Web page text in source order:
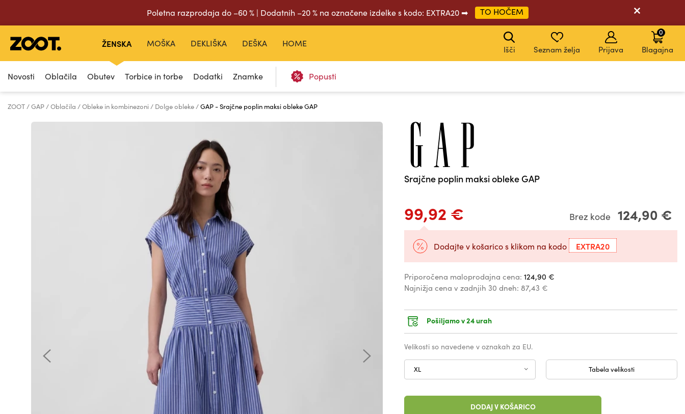
Poletna razprodaja do –60 % | Dodatnih –20 % na označene izdelke s kodo: EXTRA20 ➡ TO HOČEM
ŽENSKA
Novosti Oblačila Obutev Torbice in torbe Dodatki Znamke Popusti
MOŠKA DEKLIŠKA DEŠKA HOME
Išči Seznam želja Prijava Blagajna
0
ZOOT GAP Oblačila Obleke in kombinezoni Dolge obleke GAP - Srajčne poplin maksi obleke GAP
Srajčne poplin maksi obleke GAP
99,92 € Brez kode 124,90 €
Dodajte v košarico s klikom na kodo EXTRA20
Priporočena maloprodajna cena: 124,90 €
Najnižja cena v zadnjih 30 dneh: 87,43 €
Pošiljamo v 24 urah
Velikosti so navedene v oznakah za EU.
XL Tabela velikosti
DODAJ V KOŠARICO